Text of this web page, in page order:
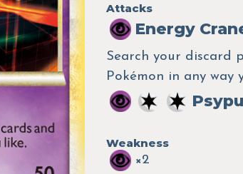
Attacks
Energy
Search your discard
Pokémon in any way
Weakness
×2